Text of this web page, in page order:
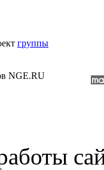
группы
NGE.RU